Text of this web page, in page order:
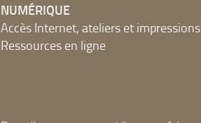
NUMÉRIQUE
Accès Internet, ateliers et impressions
Ressources en ligne